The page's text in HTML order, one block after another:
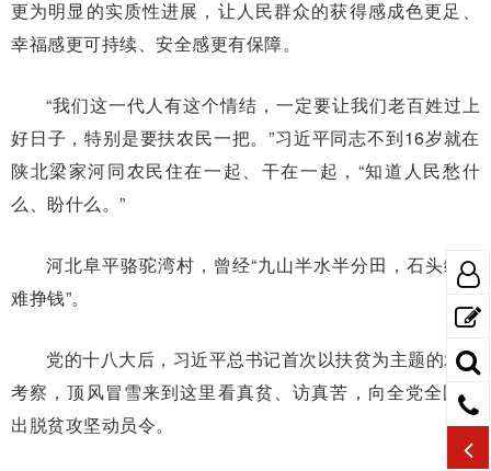
更为明显的实质性进展，让人民群众的获得感成色更足、
幸福感更可持续、安全感更有保障。
“我们这一代人有这个情结，一定要让我们老百姓过上
好日子，特别是要扶农民一把。”习近平同志不到16岁就在
陕北梁家河同农民住在一起、干在一起，“知道人民愁什
么、盼什么。”
河北阜平骆驼湾村，曾经“九山半水半分田，石头缝里
难挣钱”。
党的十八大后，习近平总书记首次以扶贫为主题的农村
考察，顶风冒雪来到这里看真贫、访真苦，向全党全国发
出脱贫攻坚动员令。